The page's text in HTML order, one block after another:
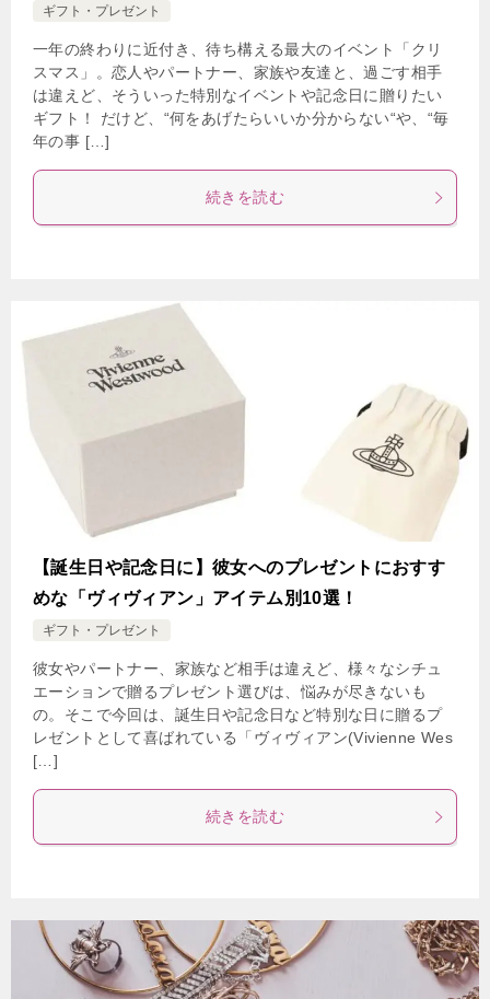
ギフト・プレゼント
一年の終わりに近付き、待ち構える最大のイベント「クリ
スマス」。恋人やパートナー、家族や友達と、過ごす相手
は違えど、そういった特別なイベントや記念日に贈りたい
ギフト！ だけど、“何をあげたらいいか分からない“や、“毎
年の事 […]
続きを読む
【誕生日や記念日に】彼女へのプレゼントにおすす
めな「ヴィヴィアン」アイテム別10選！
ギフト・プレゼント
彼女やパートナー、家族など相手は違えど、様々なシチュ
エーションで贈るプレゼント選びは、悩みが尽きないも
の。そこで今回は、誕生日や記念日など特別な日に贈るプ
レゼントとして喜ばれている「ヴィヴィアン(Vivienne Wes
[…]
続きを読む